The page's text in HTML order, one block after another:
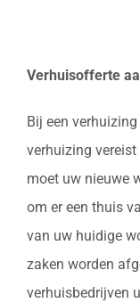
Verhuisofferte
Bij een
verhuizing
moet uw nieuwe
om er een thuis
van uw huidige
zaken worden
verhuisbedrijven